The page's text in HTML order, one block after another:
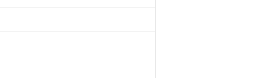
有部品としていたものが、含有品と判明した場合などやむを得ず変更すること
以下、 カドミウム(Cd) 100ppm以下、
ポリ臭化ビフェニル類(PBB) 1000ppm以下、ポリ臭化ジフェニルエーテル類(PBDE) 1000ppm以下、
別名：DOP) 1000ppm以下、フタル酸ブチルベンジル（BBP） 1000ppm以下、フタル酸ジブチ
酸ジイソブチル (DIBP) 1000ppm以下
が中国RoHSの基準値を超えていることを示します。
売部門へお問い合わせください。
：